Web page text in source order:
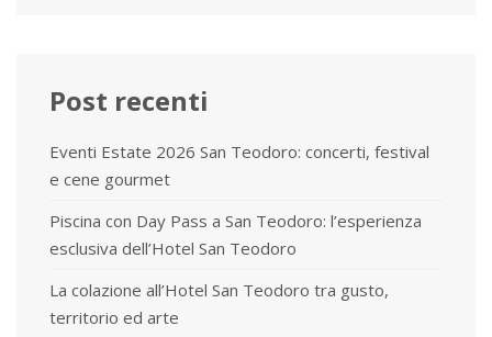
Post recenti
Eventi Estate 2026 San Teodoro: concerti, festival
e cene gourmet
Piscina con Day Pass a San Teodoro: l’esperienza
esclusiva dell’Hotel San Teodoro
La colazione all’Hotel San Teodoro tra gusto,
territorio ed arte